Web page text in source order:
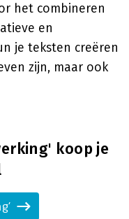
het combineren
en
je teksten creëren
zijn, maar ook
koop je